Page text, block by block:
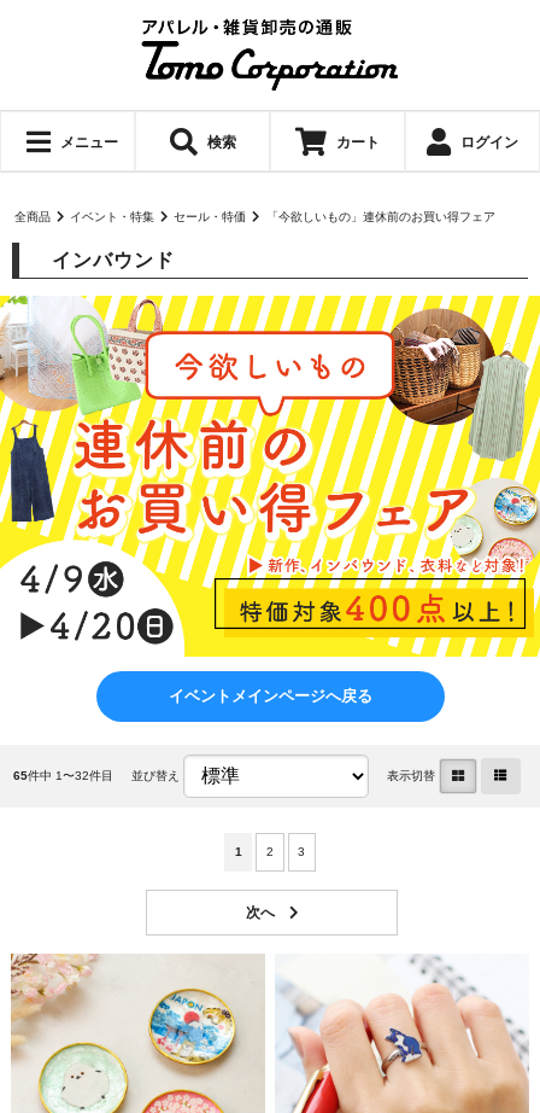
メニュー 検索 カート ログイン
全商品 イベント・特集 セール・特価 「今欲しいもの」連休前のお買い得フェア
インバウンド
イベントメインページへ戻る
65件中 1〜32件目 並び替え 表示切替
1 2 3